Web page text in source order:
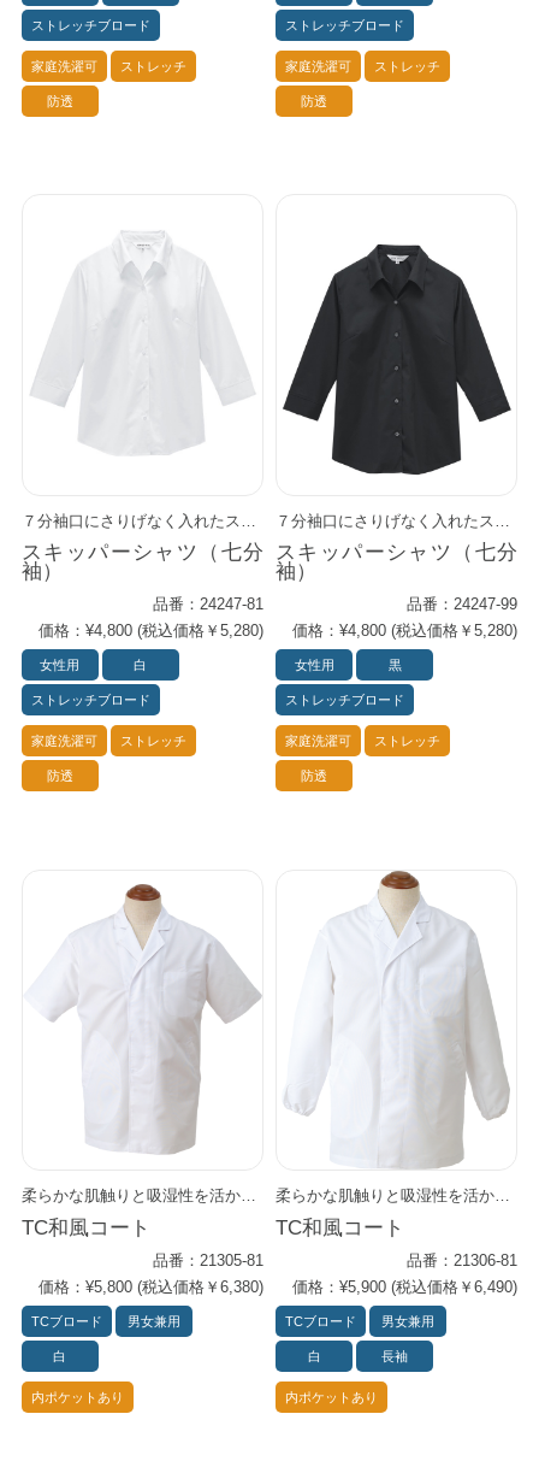
ストレッチブロード
家庭洗濯可 ストレッチ
防透
ストレッチブロード
家庭洗濯可 ストレッチ
防透
スキッパーシャツ（七分
袖）
品番：24247-81
価格：¥4,800 (税込価格￥5,280)
女性用 白
ストレッチブロード
家庭洗濯可 ストレッチ
防透
スキッパーシャツ（七分
袖）
品番：24247-99
価格：¥4,800 (税込価格￥5,280)
女性用 黒
ストレッチブロード
家庭洗濯可 ストレッチ
防透
柔らかな肌触りと吸湿性を活かしつつ、 耐久性と速乾性もプラス。 軽くしなやかで動きやすく、 厨房の長時間作業でも快適に着用できます。 適度なハリで美しいシルエットを保ちつつ、 繰り返し洗濯しても型くずれしにくく、 清潔感を長くキープできる一着です。
TC和風コート
品番：21305-81
価格：¥5,800 (税込価格￥6,380)
TCブロード 男女兼用
白
内ポケットあり
柔らかな肌触りと吸湿性を活かしつつ、 耐久性と速乾性もプラス。 軽くしなやかで動きやすく、 厨房の長時間作業でも快適に着用できます。 適度なハリで美しいシルエットを保ちつつ、 繰り返し洗濯しても型くずれしにくく、 清潔感を長くキープできる一着です。
TC和風コート
品番：21306-81
価格：¥5,900 (税込価格￥6,490)
TCブロード 男女兼用
白 長袖
内ポケットあり